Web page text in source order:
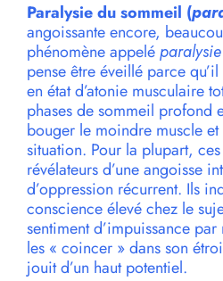
Paralysie du sommeil (
angoissante encore,
phénomène appelé
pense être éveillé parce
en état d’atonie musculaire
phases de sommeil profond
bouger le moindre muscle
situation. Pour la plupart,
révélateurs d’une angoisse
d’oppression récurrent. Ils
conscience élevé chez le
sentiment d’impuissance
les « coincer » dans son
jouit d’un haut potentiel.